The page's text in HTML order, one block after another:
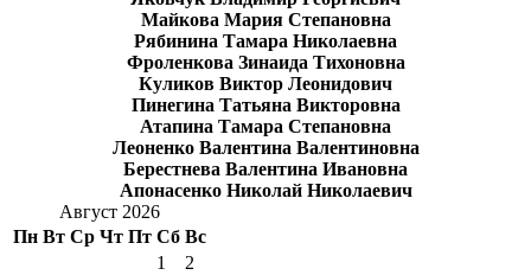
Майкова Мария Степановна
Рябинина Тамара Николаевна
Фроленкова Зинаида Тихоновна
Куликов Виктор Леонидович
Пинегина Татьяна Викторовна
Атапина Тамара Степановна
Леоненко Валентина Валентиновна
Берестнева Валентина Ивановна
Апонасенко Николай Николаевич
Август 2026
Пн Вт Ср Чт Пт Сб Вс
1
2